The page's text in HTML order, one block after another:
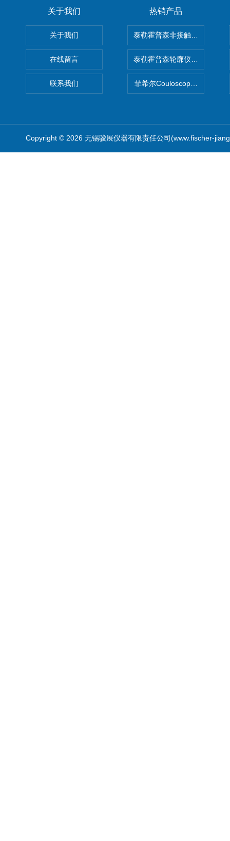
关于我们
关于我们
在线留言
联系我们
热销产品
泰勒霍普森非接触式轮廓仪
泰勒霍普森轮廓仪|TAYLOR
菲希尔Couloscope CMS2电
Copyright © 2026 无锡骏展仪器有限责任公司(www.fischer-